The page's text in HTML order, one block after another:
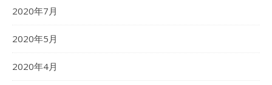
2020年7月
2020年5月
2020年4月